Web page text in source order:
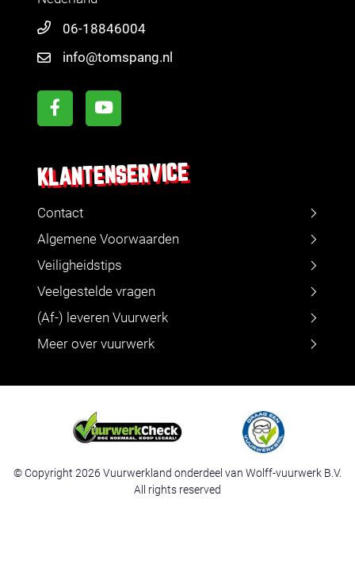
06-18846004
info@tomspang.nl
KLANTENSERVICE
Contact
Algemene Voorwaarden
Veiligheidstips
Veelgestelde vragen
(Af-) leveren Vuurwerk
Meer over vuurwerk
© Copyright 2026 Vuurwerkland onderdeel van Wolff-vuurwerk B.V.
All rights reserved